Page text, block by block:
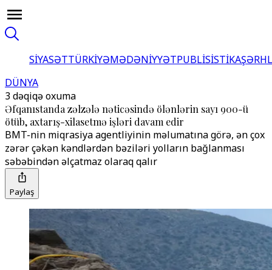
SİYASƏTTÜRKİYƏMƏDƏNİYYƏTPUBLİSİSTİKA
DÜNYA
3 dəqiqə oxuma
Əfqanıstanda zəlzələ nəticəsində ölənlərin sayı 900-ü
ötüb, axtarış-xilasetmə işləri davam edir
BMT-nin miqrasiya agentliyinin məlumatına görə, ən çox
zərər çəkən kəndlərdən bəziləri yolların bağlanması
səbəbindən əlçatmaz olaraq qalır
Paylaş